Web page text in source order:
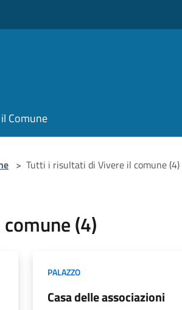
Comune
> Tutti i risultati di Vivere il comune (4)
(4)
PALAZZO
Casa delle associazioni